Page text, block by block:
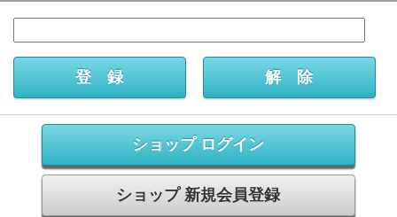
ショップ ログイン
ショップ 新規会員登録